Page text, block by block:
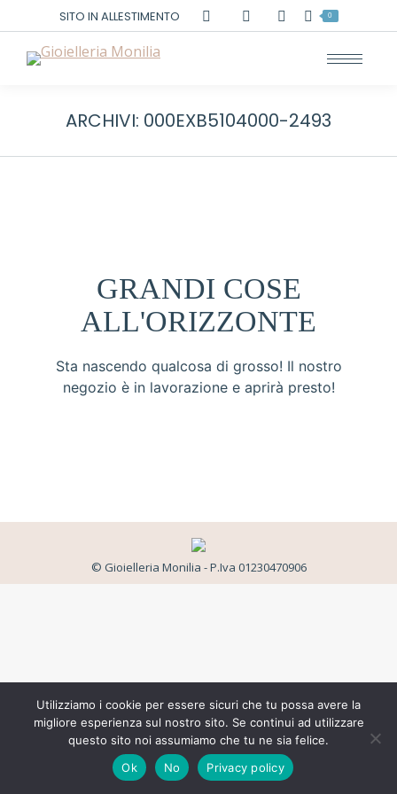
SITO IN ALLESTIMENTO Cerca: 0
ARCHIVI: 000EXB5104000-2493
GRANDI COSE
ALL'ORIZZONTE
Sta nascendo qualcosa di grosso! Il nostro
negozio è in lavorazione e aprirà presto!
© Gioielleria Monilia - P.Iva 01230470906
Utilizziamo i cookie per essere sicuri che tu possa avere la
migliore esperienza sul nostro sito. Se continui ad utilizzare
questo sito noi assumiamo che tu ne sia felice.
Ok
No Privacy policy